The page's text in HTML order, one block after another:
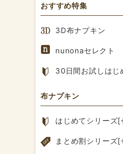
おすすめ特集
3D布ナプキン
nunonaセレクト
30日間お試しはじ
布ナプキン
はじめてシリーズ[
まとめ割シリーズ[